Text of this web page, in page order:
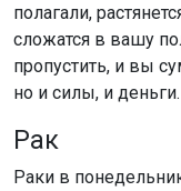
полагали,
сложатся в вашу
пропустить, и вы
но и силы, и деньги.
Рак
Раки в